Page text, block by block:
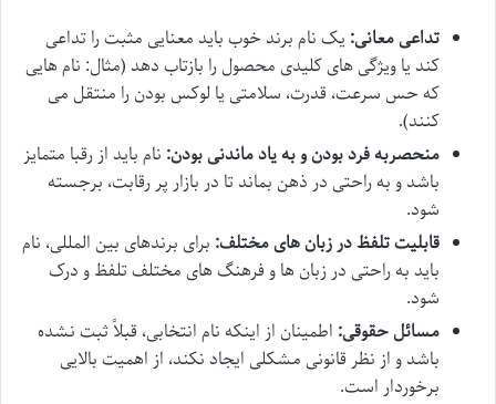
تداعی معانی: یک نام برند خوب باید معنایی مثبت را تداعی
کند یا ویژگی های کلیدی محصول را بازتاب دهد (مثال: نام هایی
که حس سرعت، قدرت، سلامتی یا لوکس بودن را منتقل می
کنند).
منحصربه فرد بودن و به یاد ماندنی بودن: نام باید از رقبا متمایز
باشد و به راحتی در ذهن بماند تا در بازار پر رقابت، برجسته
شود.
قابلیت تلفظ در زبان های مختلف: برای برندهای بین المللی، نام
باید به راحتی در زبان ها و فرهنگ های مختلف تلفظ و درک
شود.
مسائل حقوقی: اطمینان از اینکه نام انتخابی، قبلاً ثبت نشده
باشد و از نظر قانونی مشکلی ایجاد نکند، از اهمیت بالایی
برخوردار است.